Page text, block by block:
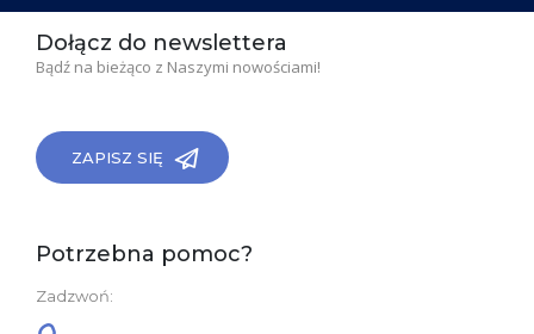
Dołącz do newslettera
Bądź na bieżąco z Naszymi nowościami!
ZAPISZ SIĘ
Potrzebna pomoc?
Zadzwoń: